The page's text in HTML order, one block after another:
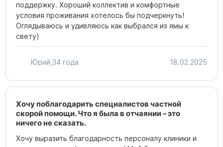
поддержку. Хороший коллектив и комфортные
условия проживания хотелось бы подчеркнуть!
Оглядываюсь и удивляюсь как выбрался из ямы к
свету)
Юрий, 34 года 18.02.2025
Хочу поблагодарить специалистов частной
скорой помощи. Что я была в отчаянии – это
ничего не сказать.
Хочу выразить благодарность персоналу клиники и